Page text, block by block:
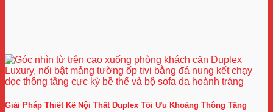
Giải Pháp Thiết Kế Nội Thất Duplex Tối Ưu Khoảng Thông Tầng